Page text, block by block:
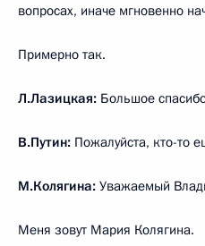
вопросах, иначе мгновенно
Примерно так.
Л.Лазицкая: Большое
В.Путин: Пожалуйста, кто-то
М.Колягина: Уважаемый
Меня зовут Мария Колягина.